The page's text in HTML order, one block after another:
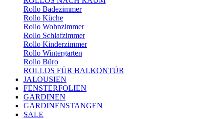
Rollo Badezimmer
Rollo Küche
Rollo Wohnzimmer
Rollo Schlafzimmer
Rollo Kinderzimmer
Rollo Wintergarten
Rollo Büro
ROLLOS FÜR BALKONTÜR
JALOUSIEN
FENSTERFOLIEN
GARDINEN
GARDINENSTANGEN
SALE